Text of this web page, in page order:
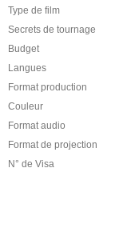
Type de film
Secrets de tournage
Budget
Langues
Format production
Couleur
Format audio
Format de projection
N° de Visa